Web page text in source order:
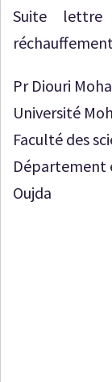
Suite lettre
Pr Diouri
Université
Faculté des
Département
Oujda